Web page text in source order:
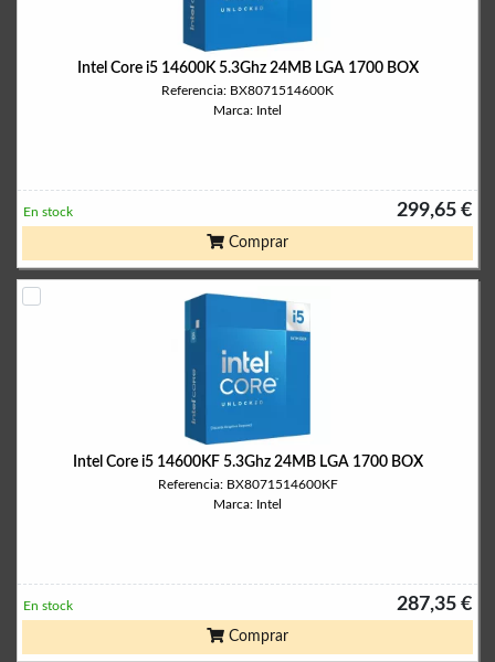
Intel Core i5 14600K 5.3Ghz 24MB LGA 1700 BOX
Referencia: BX8071514600K
Marca: Intel
299,65 €
En stock
Comprar
Intel Core i5 14600KF 5.3Ghz 24MB LGA 1700 BOX
Referencia: BX8071514600KF
Marca: Intel
287,35 €
En stock
Comprar